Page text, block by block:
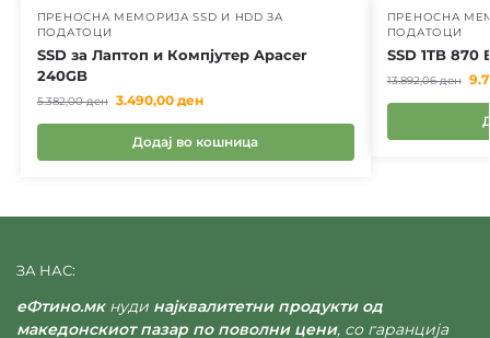
ПРЕНОСНА МЕМОРИЈА SSD И HDD ЗА
ПОДАТОЦИ
SSD за Лаптоп и Компјутер Apacer
240GB
5.382,00ден 3.490,00 ден
Додај во кошница
ПРЕНОСНА
ПОДАТОЦИ
SSD 1TB 870
13.892,06ден
ЗА НАС:
еФтино.мкнуди најквалитетни продукти од
македонскиот пазар по поволни цени, со гаранција